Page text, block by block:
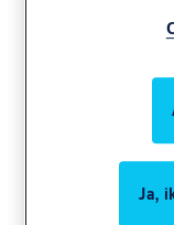
Ja,